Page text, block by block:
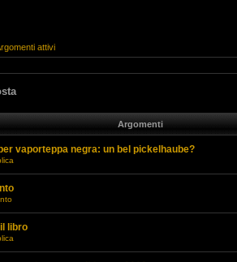
attivi
Argomenti
vaporteppa negra: un bel pickelhaube?
libro